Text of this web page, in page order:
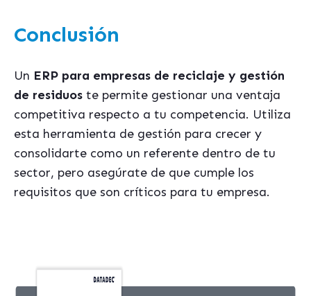
Conclusión
Un ERP para empresas de reciclaje y gestión
de residuos te permite gestionar una ventaja
competitiva respecto a tu competencia. Utiliza
esta herramienta de gestión para crecer y
consolidarte como un referente dentro de tu
sector, pero asegúrate de que cumple los
requisitos que son críticos para tu empresa.